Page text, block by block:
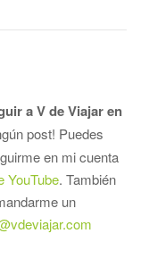
a V de Viajar en
post! Puedes
en mi cuenta
YouTube. También
un